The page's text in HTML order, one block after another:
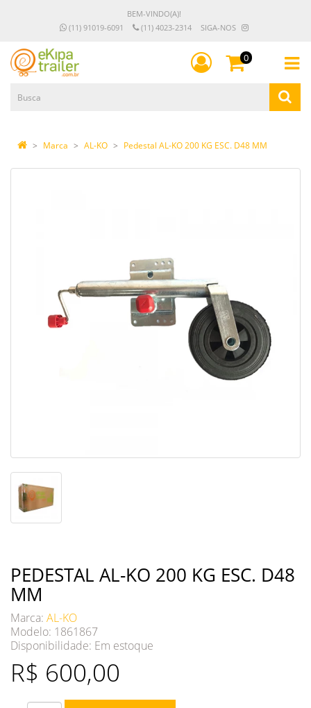
BEM-VINDO(A)!
(11) 91019-6091
(11) 4023-2314 SIGA-NOS
0
Marca AL-KO Pedestal AL-KO 200 KG ESC. D48 MM
PEDESTAL AL-KO 200 KG ESC. D48
MM
Marca: AL-KO
Modelo: 1861867
Disponibilidade: Em estoque
R$ 600,00